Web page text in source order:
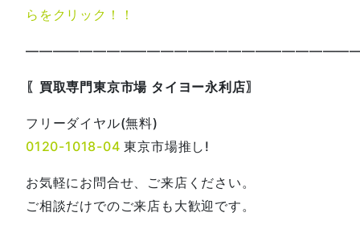
らをクリック！！
〖買取専門東京市場 タイヨー永利店〗
フリーダイヤル(無料)
0120-1018-04 東京市場推し!
お気軽にお問合せ、ご来店ください。
ご相談だけでのご来店も大歓迎です。